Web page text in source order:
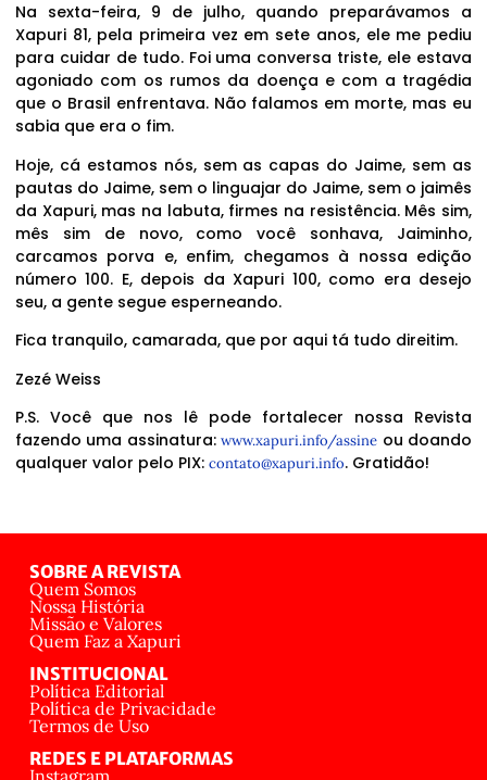
Na sexta-feira, 9 de julho, quando preparávamos a
Xapuri 81, pela primeira vez em sete anos, ele me pediu
para cuidar de tudo. Foi uma conversa triste, ele estava
agoniado com os rumos da doença e com a tragédia
que o Brasil enfrentava. Não falamos em morte, mas eu
sabia que era o fim.
Hoje, cá estamos nós, sem as capas do Jaime, sem as
pautas do Jaime, sem o linguajar do Jaime, sem o jaimês
da Xapuri, mas na labuta, firmes na resistência. Mês sim,
mês sim de novo, como você sonhava, Jaiminho,
carcamos porva e, enfim, chegamos à nossa edição
número 100. E, depois da Xapuri 100, como era desejo
seu, a gente segue esperneando.
Fica tranquilo, camarada, que por aqui tá tudo direitim.
Zezé Weiss
P.S. Você que nos lê pode fortalecer nossa Revista
fazendo uma assinatura:www.xapuri.info/assine ou doando
qualquer valor pelo PIX: contato@xapuri.info. Gratidão!
SOBRE A REVISTA
Quem Somos
Nossa História
Missão e Valores
Quem Faz a Xapuri
INSTITUCIONAL
Política Editorial
Política de Privacidade
Termos de Uso
REDES E PLATAFORMAS